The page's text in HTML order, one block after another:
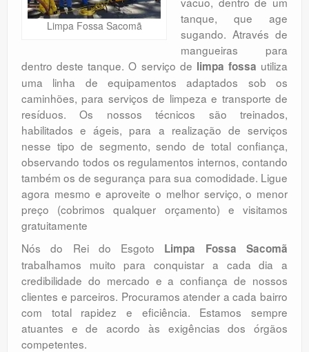
Orçamento
Limpa Fossa Sacomã
tanque, que age
sugando. Através de
mangueiras para
dentro deste tanque. O serviço de limpa fossa utiliza
uma linha de equipamentos adaptados sob os
caminhões, para serviços de limpeza e transporte de
resíduos. Os nossos técnicos são treinados,
habilitados e ágeis, para a realização de serviços
nesse tipo de segmento, sendo de total confiança,
observando todos os regulamentos internos, contando
também os de segurança para sua comodidade. Ligue
agora mesmo e aproveite o melhor serviço, o menor
preço (cobrimos qualquer orçamento) e visitamos
gratuitamente
Nós do Rei do Esgoto Limpa Fossa Sacomã
trabalhamos muito para conquistar a cada dia a
credibilidade do mercado e a confiança de nossos
clientes e parceiros. Procuramos atender a cada bairro
com total rapidez e eficiência. Estamos sempre
atuantes e de acordo às exigências dos órgãos
competentes.